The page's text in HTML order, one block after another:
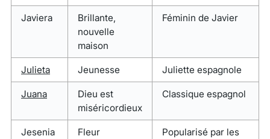
Javiera
Brillante,
nouvelle
maison
Féminin de Javier
Julieta Jeunesse Juliette espagnole
Juana
Dieu est
miséricordieux
Classique espagnol
Jesenia Fleur
Popularisé par les